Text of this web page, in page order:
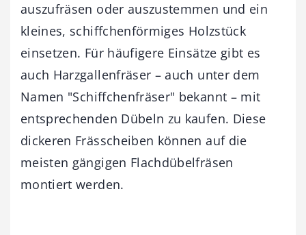
auszufräsen oder auszustemmen und ein
kleines, schiffchenförmiges Holzstück
einsetzen. Für häufigere Einsätze gibt es
auch Harzgallenfräser – auch unter dem
Namen "Schiffchenfräser" bekannt – mit
entsprechenden Dübeln zu kaufen. Diese
dickeren Frässcheiben können auf die
meisten gängigen Flachdübelfräsen
montiert werden.